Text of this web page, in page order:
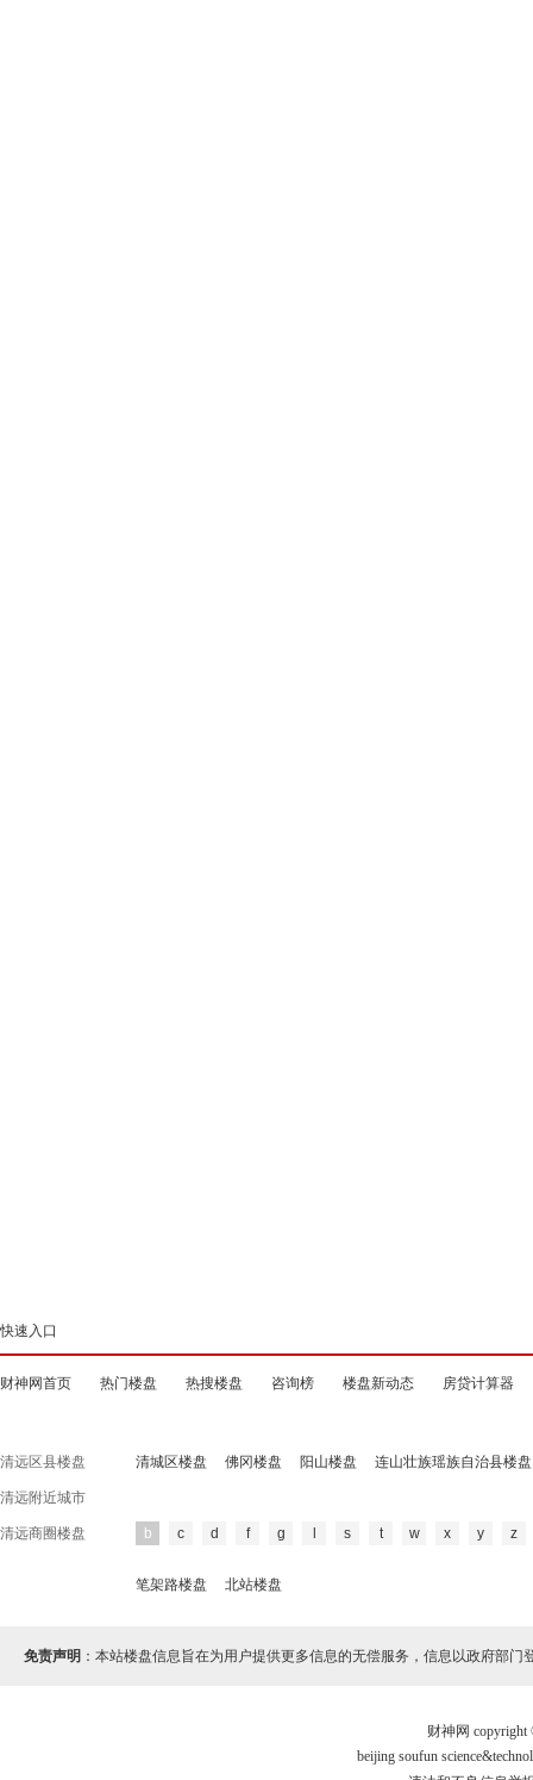
快速入口
财神网首页 热门楼盘 热搜楼盘 咨询榜 楼盘新动态 房贷计算器
清远区县楼盘 清城区楼盘 佛冈楼盘 阳山楼盘 连山壮族瑶族自治县楼盘
清远附近城市
清远商圈楼盘 b c d f g s t w x y z
笔架路楼盘 北站楼盘
免责声明 ：本站楼盘信息旨在为用户提供更多信息的无偿服务，信息以政府部门
财神网
beijing soufun